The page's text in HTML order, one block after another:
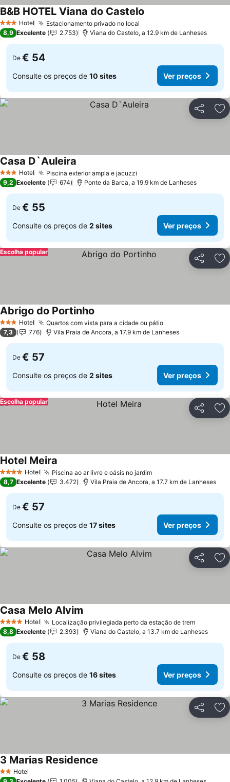
3 EstrelasHotel Estacionamento privado no local
B&B HOTEL Viana do Castelo
8,9 Excelente 2.753 Viana do Castelo, a 12.9 km de Lanheses
De € 54
Consulte os preços de 10 sites Ver preços
Partilhar
3 EstrelasHotel Piscina exterior ampla e jacuzzi
Casa D`Auleira
9,2 Excelente 674 Ponte da Barca, a 19.9 km de Lanheses
De € 55
Consulte os preços de 2 sites Ver preços
Partilhar
Escolha popular
3 EstrelasHotel Quartos com vista para a cidade ou pátioVer preços
Abrigo do Portinho
7,3 776 Vila Praia de Ancora, a 17.9 km de Lanheses
De € 57
Consulte os preços de 2 sites Ver preços
Partilhar
Escolha popular
4 EstrelasHotel Piscina ao ar livre e oásis no jardimVer preços
Hotel Meira
8,7 Excelente 3.472 Vila Praia de Ancora, a 17.7 km de Lanheses
De € 57
Consulte os preços de 17 sites Ver preços
Partilhar
4 EstrelasHotel Localização privilegiada perto da estação de tremVer
Casa Melo Alvim
8,8 Excelente 2.393 Viana do Castelo, a 13.7 km de Lanheses
De € 58
Consulte os preços de 16 sites Ver preços
Partilhar
2 Estrelas
Hotel
3 Marias Residence